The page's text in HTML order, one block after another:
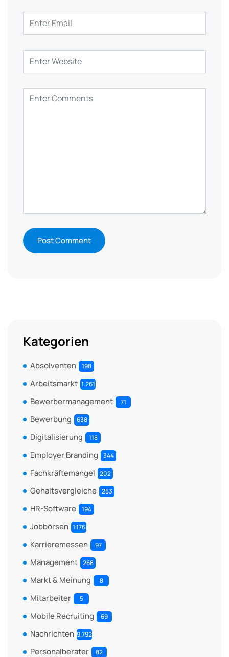
Kategorien
Absolventen 198
Arbeitsmarkt 1.261
Bewerbermanagement 71
Bewerbung 638
Digitalisierung 118
Employer Branding 344
Fachkräftemangel 202
Gehaltsvergleiche 253
HR-Software 194
Jobbörsen 1.176
Karrieremessen 97
Management 268
Markt & Meinung 8
Mitarbeiter 5
Mobile Recruiting 69
Nachrichten 9.792
Personalberater 82